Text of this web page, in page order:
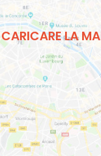
CARICARE LA